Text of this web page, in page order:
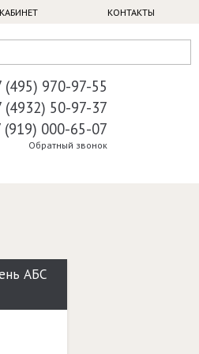
КОНТАКТЫ
(495) 970-97-55
(4932) 50-97-37
(919) 000-65-07
Обратный звонок
АБС